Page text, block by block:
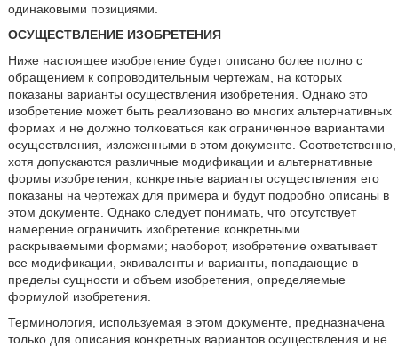
одинаковыми позициями.
ОСУЩЕСТВЛЕНИЕ ИЗОБРЕТЕНИЯ
Ниже настоящее изобретение будет описано более полно с
обращением к сопроводительным чертежам, на которых
показаны варианты осуществления изобретения. Однако это
изобретение может быть реализовано во многих альтернативных
формах и не должно толковаться как ограниченное вариантами
осуществления, изложенными в этом документе. Соответственно,
хотя допускаются различные модификации и альтернативные
формы изобретения, конкретные варианты осуществления его
показаны на чертежах для примера и будут подробно описаны в
этом документе. Однако следует понимать, что отсутствует
намерение ограничить изобретение конкретными
раскрываемыми формами; наоборот, изобретение охватывает
все модификации, эквиваленты и варианты, попадающие в
пределы сущности и объем изобретения, определяемые
формулой изобретения.
Терминология, используемая в этом документе, предназначена
только для описания конкретных вариантов осуществления и не